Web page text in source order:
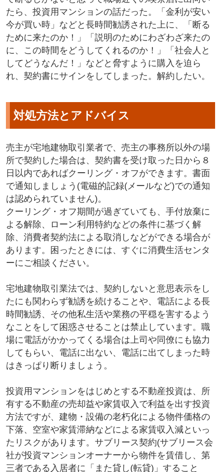
たら、投資用マンションの話だった。「金利が安い
今が買い時」などと長時間勧誘された上に、「断る
ために来たのか！」「説明のためにわざわざ来たの
に、この時間をどうしてくれるのか！」「社会人と
してどうなんだ！」などと脅すように購入を迫ら
れ、契約書にサインをしてしまった。解約したい。
対処方法とアドバイス
売主が宅地建物取引業者で、売主の事務所以外の場
所で契約した場合は、契約書を受け取った日から８
日以内であればクーリング・オフができます。書面
で通知しましょう(電磁的記録(メールなど)での通知
は認められていません)。
クーリング・オフ期間が過ぎていても、手付放棄に
よる解除、ローン利用特約などの条件に基づく解
除、消費者契約法による取消しなどができる場合が
あります。困ったときには、すぐに消費生活センタ
ーにご相談ください。
宅地建物取引業法では、契約しないと意思表示をし
たにも関わらず勧誘を続けることや、電話による長
時間勧誘、その他私生活や業務の平穏を害するよう
なことをして困惑させることは禁止しています。職
場に電話がかかってくる場合は上司や同僚にも協力
してもらい、電話に出ない、電話に出てしまった時
はきっぱり断りましょう。
投資用マンションをはじめとする不動産投資は、所
有する不動産の売却益や家賃収入で利益を出す投資
方法ですが、建物・設備の老朽化による物件価格の
下落、空室や家賃滞納などによる家賃収入減といっ
たリスクがあります。サブリース契約(サブリース会
社が投資マンションオーナーから物件を賃借し、第
三者である入居者に「また貸し(転貸)」すること